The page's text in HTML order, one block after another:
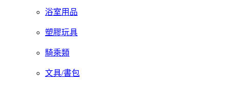
浴室用品
塑膠玩具
騎乘類
文具/書包